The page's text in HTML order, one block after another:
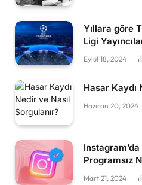
Yıllara göre
Ligi
Eylül 18, 2024
Hasar Kaydı
Haziran 20, 2024
Programsız
Mart 21, 2024